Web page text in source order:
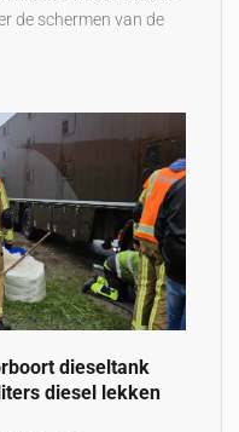
de schermen van de
dieseltank
diesel lekken